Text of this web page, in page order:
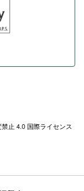
止 4.0 国際ライセンス